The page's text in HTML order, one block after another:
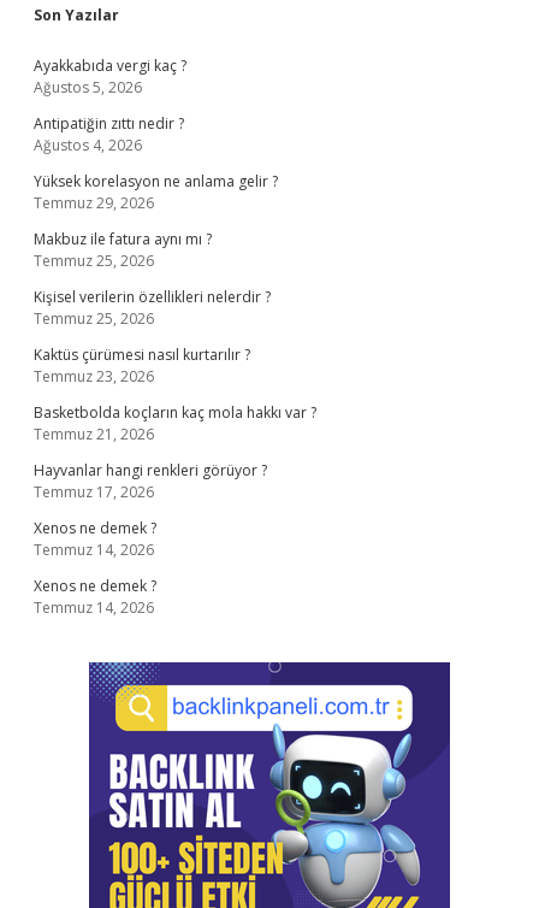
Sidebar
Son Yazılar
Ayakkabıda vergi kaç ?
Ağustos 5, 2026
Antipatiğin zıttı nedir ?
Ağustos 4, 2026
Yüksek korelasyon ne anlama gelir ?
Temmuz 29, 2026
Makbuz ile fatura aynı mı ?
Temmuz 25, 2026
Kişisel verilerin özellikleri nelerdir ?
Temmuz 25, 2026
Kaktüs çürümesi nasıl kurtarılır ?
Temmuz 23, 2026
Basketbolda koçların kaç mola hakkı var ?
Temmuz 21, 2026
Hayvanlar hangi renkleri görüyor ?
Temmuz 17, 2026
Xenos ne demek ?
Temmuz 14, 2026
Xenos ne demek ?
Temmuz 14, 2026